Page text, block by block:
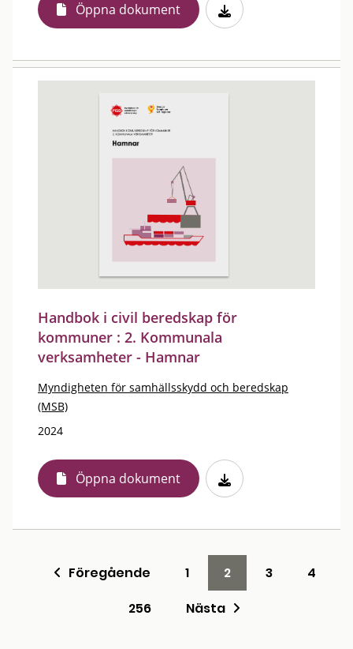
Öppna dokument
Handbok i civil beredskap för
kommuner : 2. Kommunala
verksamheter - Hamnar
Myndigheten för samhällsskydd och beredskap
(MSB)
2024
Öppna dokument
Föregående 1 2 3
4
256
Nästa